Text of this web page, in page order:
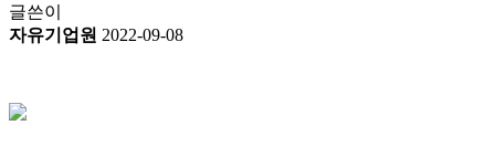
글쓴이
자유기업원 2022-09-08